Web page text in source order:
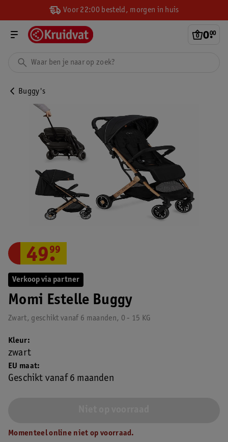
Voor 22:00 besteld, morgen in huis
0.
00
Buggy's
Verkoop via partner
Momi Estelle Buggy
Zwart, geschikt vanaf 6 maanden, 0 - 15 KG
49.
99
EU maat
Geschikt vanaf 6 maanden
Kleur
zwart
Momenteel online niet op voorraad.